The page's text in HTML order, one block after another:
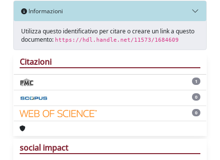
Informazioni
Utilizza questo identificativo per citare o creare un link a questo
documento: https://hdl.handle.net/11573/1684609
Citazioni
1
0
0
social impact